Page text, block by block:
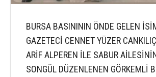
BURSA BASINININ ÖNDE GELEN
GAZETECİ CENNET YÜZER
ARİF ALPEREN İLE SABUR
SONGÜL DÜZENLENEN GÖRKEMLİ